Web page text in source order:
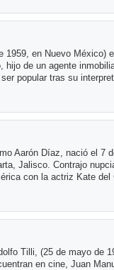
1959, en Nuevo México)
hijo de un agente
popular tras su
Aarón Díaz, nació el 7
Jalisco. Contrajo
con la actriz Kate
Tilli, (25 de mayo de
en cine, Juan